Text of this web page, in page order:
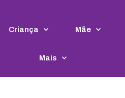
Criança Mãe
Mais